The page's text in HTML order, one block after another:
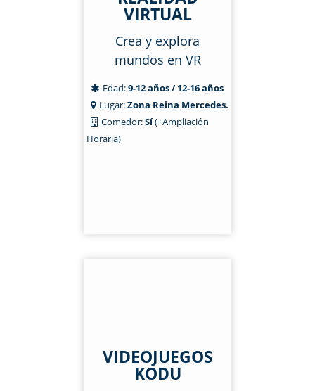
VIRTUAL
Crea y explora
mundos en VR
Edad:9-12 años / 12-16 años
Lugar:Zona Reina Mercedes.
Comedor:Sí(+Ampliación
Horaria)
VIDEOJUEGOS
KODU